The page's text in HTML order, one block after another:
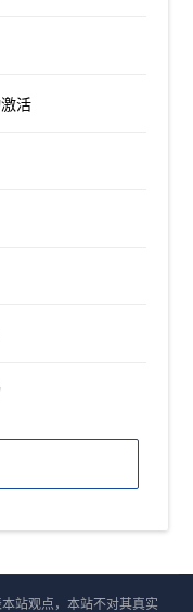
活
站观点，本站不对其真实